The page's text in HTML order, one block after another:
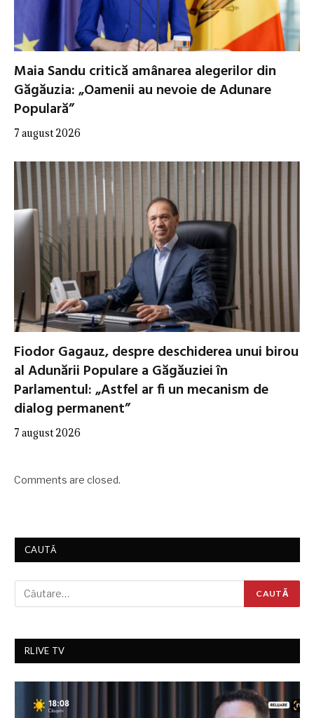
Maia Sandu critică amânarea alegerilor din
Găgăuzia: „Oamenii au nevoie de Adunare
Populară”
7 august 2026
Fiodor Gagauz, despre deschiderea unui birou
al Adunării Populare a Găgăuziei în
Parlamentul: „Astfel ar fi un mecanism de
dialog permanent”
7 august 2026
Comments are closed.
CAUTĂ
RLIVE TV